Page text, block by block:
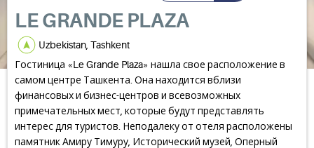
LE GRANDE PLAZA
Uzbekistan, Tashkent
Гостиница «Le Grande Plaza» нашла свое расположение в
самом центре Ташкента. Она находится вблизи
финансовых и бизнес-центров и всевозможных
примечательных мест, которые будут представлять
интерес для туристов. Неподалеку от отеля расположены
памятник Амиру Тимуру, Исторический музей, Оперный